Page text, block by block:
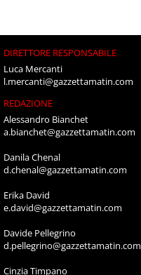
DIRETTORE RESPONSABILE
Luca Mercanti
l.mercanti@gazzettamatin.com
REDAZIONE
Alessandro Bianchet
a.bianchet@gazzettamatin.com
Danila Chenal
d.chenal@gazzettamatin.com
Erika David
e.david@gazzettamatin.com
Davide Pellegrino
d.pellegrino@gazzettamatin.com
Cinzia Timpano